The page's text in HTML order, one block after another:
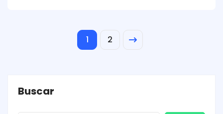
1 2
Buscar